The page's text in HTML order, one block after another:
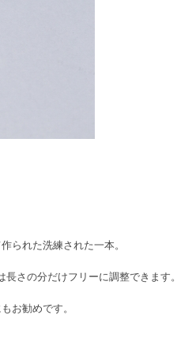
られた洗練された一本。
さの分だけフリーに調整できます。
お勧めです。